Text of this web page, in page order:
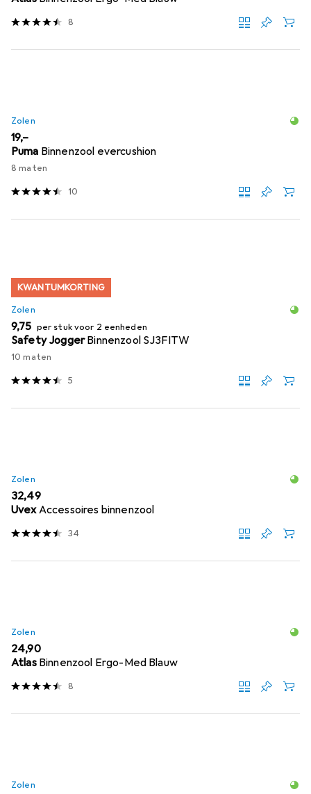
8
Zolen
EUR
19,–
Puma Binnenzool evercushion
8 maten
10
KWANTUMKORTING
Zolen
EUR
9,75 per stuk voor 2 eenheden
Safety JoggerBinnenzool SJ3FITW
10 maten
5
Zolen
EUR
32,49
UvexAccessoires binnenzool
34
Zolen
EUR
24,90
Atlas Binnenzool Ergo-Med Blauw
8
Zolen